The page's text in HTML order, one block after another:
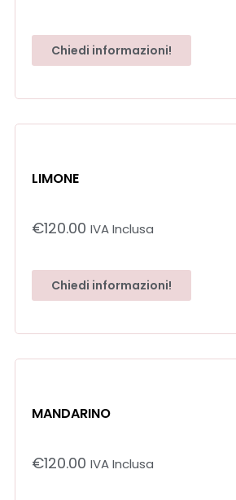
Chiedi informazioni!
LIMONE
€120.00 IVA Inclusa
Chiedi informazioni!
MANDARINO
€120.00 IVA Inclusa